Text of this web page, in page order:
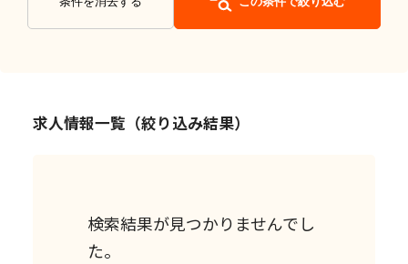
求人情報一覧（絞り込み結果）
検索結果が見つかりませんでし
た。